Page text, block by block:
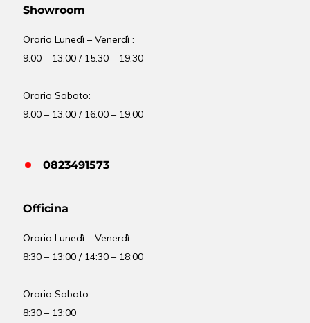
Showroom
Orario Lunedì – Venerdì :
9:00 – 13:00 / 15:30 – 19:30
Orario Sabato:
9:00 – 13:00 / 16:00 – 19:00
0823491573
Officina
OrarioLunedì – Venerdì:
8:30 – 13:00 / 14:30 – 18:00
Orario Sabato:
8:30 – 13:00